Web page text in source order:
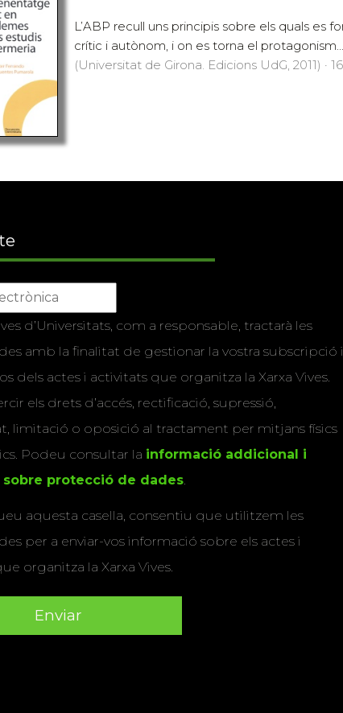
L’ABP recull uns principis sobre els quals
crític i autònom, i on es torna el protagonism...
(Universitat de Girona. Edicions UdG, 2011) ·
d’Universitats, com a responsable, tractarà les
amb la finalitat de gestionar la vostra subscripció i
dels actes i activitats que organitza la Xarxa Vives.
els drets d’accés, rectificació, supressió,
limitació o oposició al tractament per mitjans físics
Podeu consultar la informació addicional i
protecció de dades.
aquesta casella, consentiu que utilitzem les
per a enviar-vos informació sobre els actes i
organitza la Xarxa Vives.